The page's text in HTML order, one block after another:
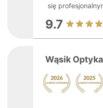
się
9.7
Wąsik